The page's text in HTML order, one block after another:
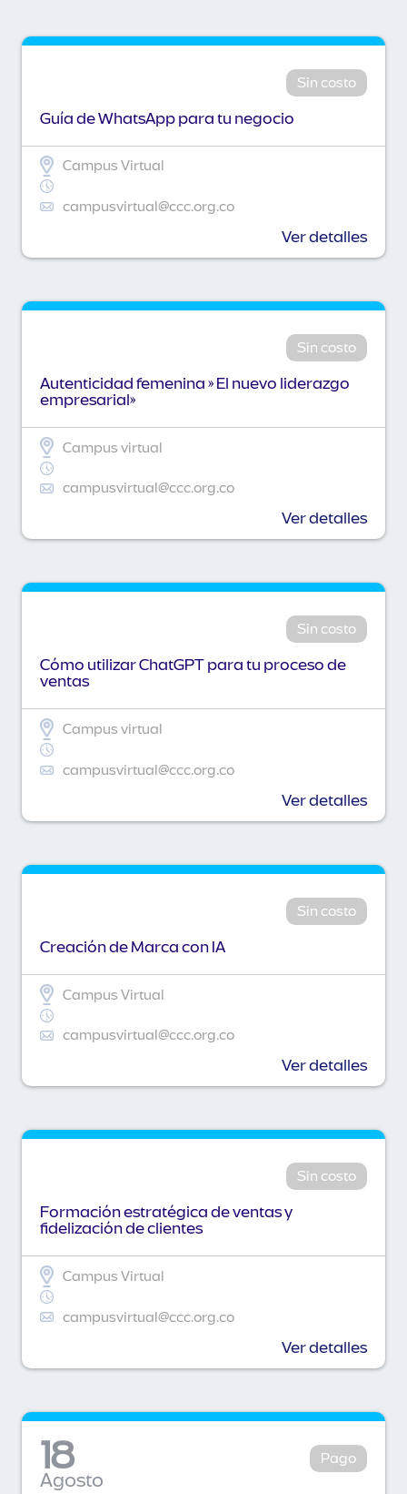
Sin costo
Guía de WhatsApp para tu negocio
Campus Virtual
campusvirtual@ccc.org.co
Ver detalles
Sin costo
Autenticidad femenina » El nuevo liderazgo
empresarial»
Campus virtual
campusvirtual@ccc.org.co
Ver detalles
Sin costo
Cómo utilizar ChatGPT para tu proceso de
ventas
Campus virtual
campusvirtual@ccc.org.co
Ver detalles
Sin costo
Creación de Marca con IA
Campus Virtual
campusvirtual@ccc.org.co
Ver detalles
Sin costo
Formación estratégica de ventas y
fidelización de clientes
Campus Virtual
campusvirtual@ccc.org.co
Ver detalles
18
Agosto
Pago